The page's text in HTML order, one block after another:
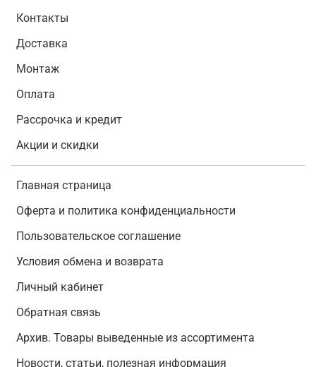
Контакты
Доставка
Монтаж
Оплата
Рассрочка и кредит
Акции и скидки
Главная страница
Оферта и политика конфиденциальности
Пользовательское соглашение
Условия обмена и возврата
Личный кабинет
Обратная связь
Архив. Товары выведенные из ассортимента
Новости, статьи, полезная информация